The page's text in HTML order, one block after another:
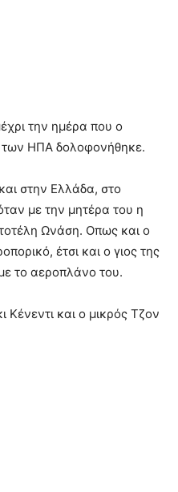
την ημέρα που ο
των ΗΠΑ δολοφονήθηκε.
στην Ελλάδα, στο
με την μητέρα του η
Ωνάση. Οπως και ο
έτσι και ο γιος της
το αεροπλάνο του.